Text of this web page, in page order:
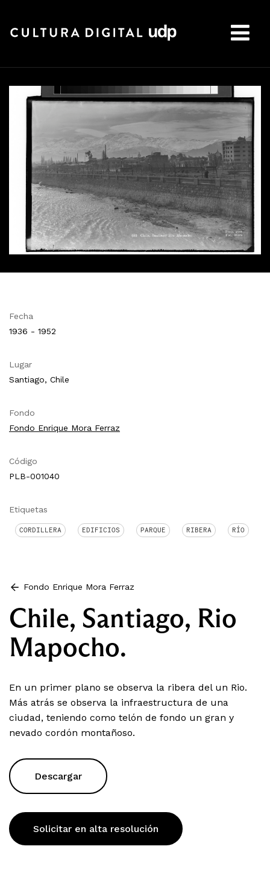
Fecha
1936 - 1952
Lugar
Santiago, Chile
Fondo
Fondo Enrique Mora Ferraz
Código
PLB-001040
Etiquetas
CORDILLERA EDIFICIOS PARQUE RIBERA RÍO
Fondo Enrique Mora Ferraz
Chile, Santiago, Rio
Mapocho.
En un primer plano se observa la ribera del un Rio.
Más atrás se observa la infraestructura de una
ciudad, teniendo como telón de fondo un gran y
nevado cordón montañoso.
Descargar
Solicitar en alta resolución